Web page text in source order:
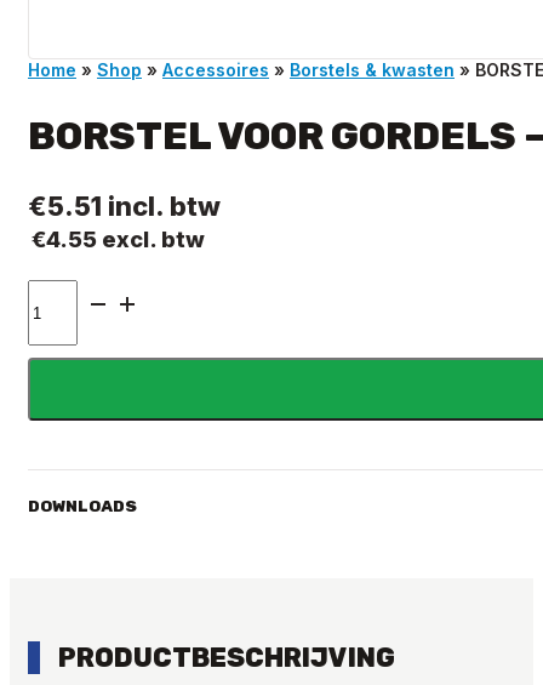
Home » Shop » Accessoires » Borstels & kwasten »
BORSTEL VOOR
€5.51 incl. btw
€4.55 excl. btw
VOOR
GORDELS
-
BRUSH
DOWNLOADS
PRODUCTBESCHRIJVING